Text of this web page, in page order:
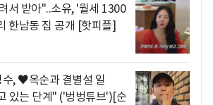
서 받아"..소유, '월세 1300
한남동 집 공개 [핫피플]
수, ♥옥순과 결별설 일
있는 단계" ('벙벙튜브')[순